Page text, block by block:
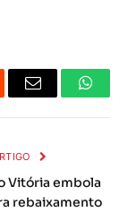
E-
Vitória embola
rebaixamento